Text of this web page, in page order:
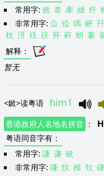
常用字: 掀 牵 牽 縴 纤
非常用字: 仚 佡 嘕 岍 幵
杴 汧 祅 祆 茾 蓒 蚈 褰
解释 ：
暂无
<鍁>读粤语 him1
香港政府人名地名拼音 ：
粤语同音字有 ：
常用字: 謙 谦 锨
非常用字: 嗛 忺 檶 欦 磏